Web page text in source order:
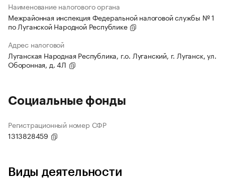
Наименование налогового органа
Межрайонная инспекция Федеральной налоговой службы № 1
по Луганской Народной Республике
Адрес налоговой
Луганская Народная Республика, г.о. Луганский, г. Луганск, ул.
Оборонная, д. 4Л
Социальные фонды
Регистрационный номер СФР
1313828459
Виды деятельности